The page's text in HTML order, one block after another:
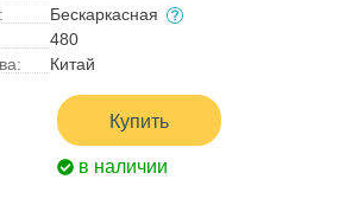
Бескаркасная
480
Китай
Купить
в наличии